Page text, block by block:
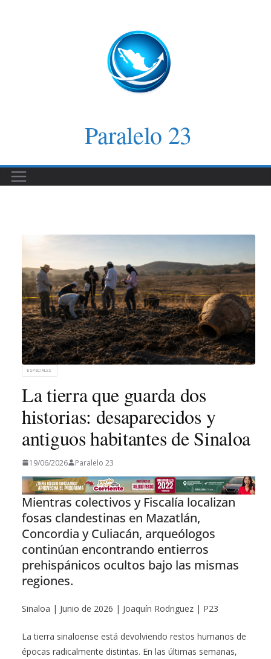
Paralelo 23
ESPECIALES
La tierra que guarda dos
historias: desaparecidos y
antiguos habitantes de Sinaloa
19/06/2026 Paralelo 23
Mientras colectivos y Fiscalía localizan
fosas clandestinas en Mazatlán,
Concordia y Culiacán, arqueólogos
continúan encontrando entierros
prehispánicos ocultos bajo las mismas
regiones.
Sinaloa | Junio de 2026 | Joaquín Rodriguez | P23
La tierra sinaloense está devolviendo restos humanos de
épocas radicalmente distintas. En las últimas semanas,